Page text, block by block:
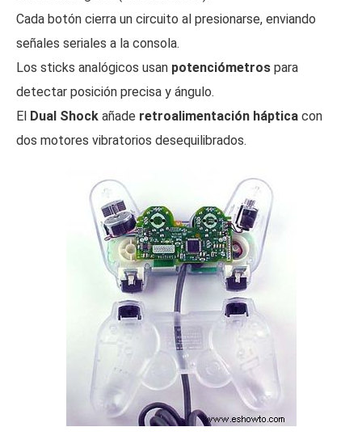
Cada botón cierra un circuito al presionarse, enviando
señales seriales a la consola.
Los sticks analógicos usan potenciómetros para
detectar posición precisa y ángulo.
El Dual Shock añade retroalimentación háptica con
dos motores vibratorios desequilibrados.